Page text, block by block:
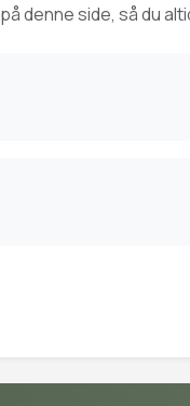
på denne side, så du